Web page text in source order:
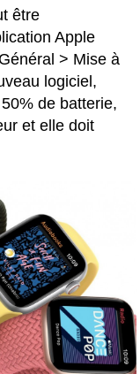
être
Apple
> Mise à
logiciel,
de batterie,
et elle doit